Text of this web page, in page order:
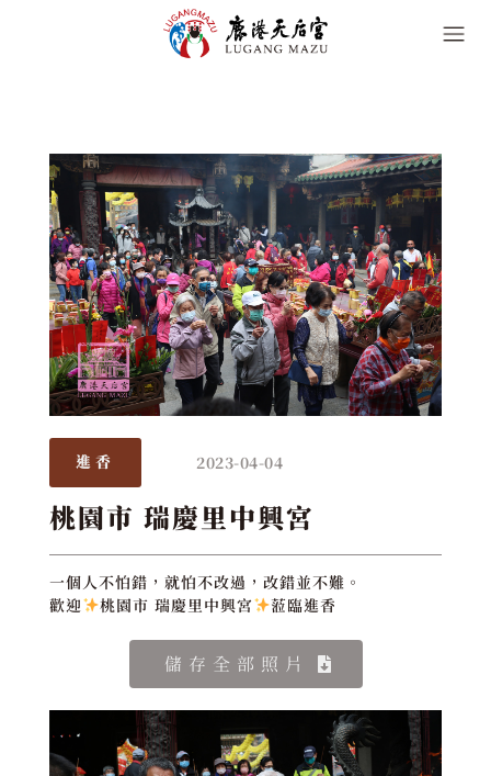
進香 2023-04-04
桃園市 瑞慶里中興宮
一個人不怕錯，就怕不改過，改錯並不難。
歡迎
桃園市 瑞慶里中興宮 蒞臨進香
儲存全部照片